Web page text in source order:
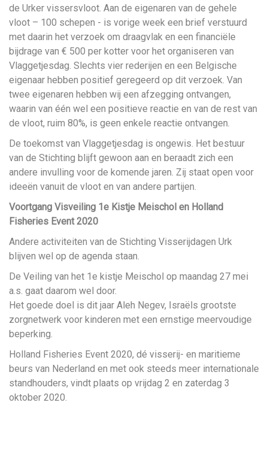
de Urker vissersvloot. Aan de eigenaren van de gehele
vloot – 100 schepen - is vorige week een brief verstuurd
met daarin het verzoek om draagvlak en een financiële
bijdrage van € 500 per kotter voor het organiseren van
Vlaggetjesdag. Slechts vier rederijen en een Belgische
eigenaar hebben positief geregeerd op dit verzoek. Van
twee eigenaren hebben wij een afzegging ontvangen,
waarin van één wel een positieve reactie en van de rest van
de vloot, ruim 80%, is geen enkele reactie ontvangen.
De toekomst van Vlaggetjesdag is ongewis. Het bestuur
van de Stichting blijft gewoon aan en beraadt zich een
andere invulling voor de komende jaren. Zij staat open voor
ideeën vanuit de vloot en van andere partijen.
Voortgang Visveiling 1e Kistje Meischol en Holland
Fisheries Event 2020
Andere activiteiten van de Stichting Visserijdagen Urk
blijven wel op de agenda staan.
De Veiling van het 1e kistje Meischol op maandag 27 mei
a.s. gaat daarom wel door.
Het goede doel is dit jaar Aleh Negev, Israëls grootste
zorgnetwerk voor kinderen met een ernstige meervoudige
beperking.
Holland Fisheries Event 2020, dé visserij- en maritieme
beurs van Nederland en met ook steeds meer internationale
standhouders, vindt plaats op vrijdag 2 en zaterdag 3
oktober 2020.